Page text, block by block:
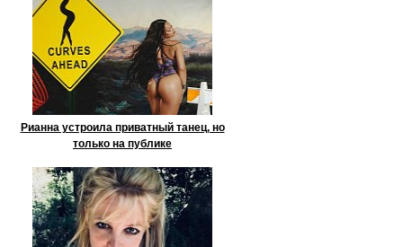
Рианна устроила приватный танец, но
только на публике